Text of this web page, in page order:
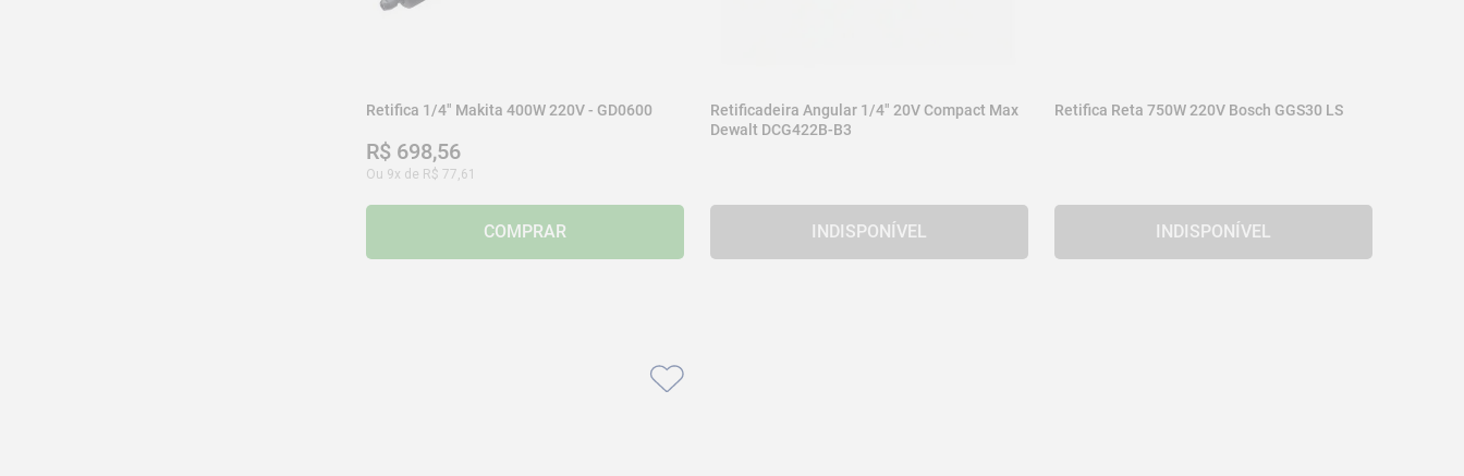
Retifica 1/4" Makita 400W 220V - GD0600
R$ 698,56
Ou 9x de R$ 77,61
COMPRAR
Retificadeira Angular 1/4" 20V Compact Max
Dewalt DCG422B-B3
INDISPONÍVEL
Retifica Reta 750W 220V Bosch GGS30 LS
INDISPONÍVEL